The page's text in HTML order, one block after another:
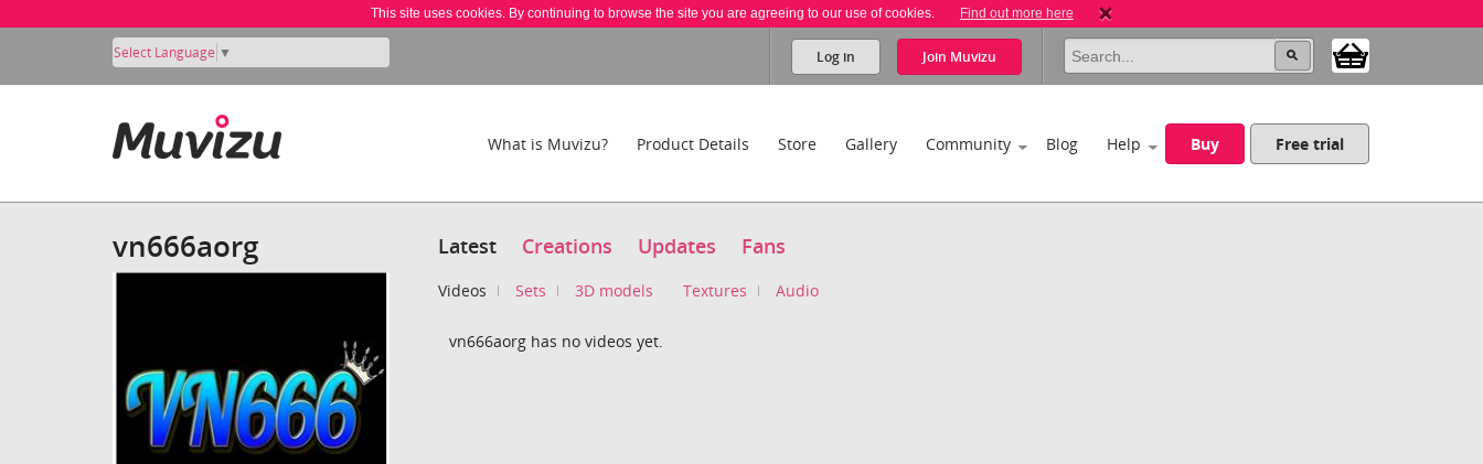
This site uses cookies. By continuing to browse the site you are agreeing to our use of cookies. Find out more here
Select Language ▼ Log in Join Muvizu
What is Muvizu? Product Details Store Gallery Community Blog Help Buy Free trial
vn666aorg Latest Creations Updates Fans
Videos Sets 3D models Textures Audio
vn666aorg has no videos yet.